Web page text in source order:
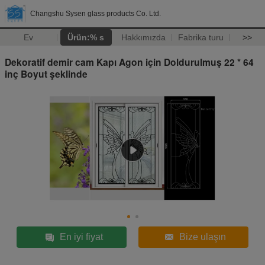
Changshu Sysen glass products Co. Ltd.
Ev Ürün:% s Hakkımızda Fabrika turu >>
Dekoratif demir cam Kapı Agon için Doldurulmuş 22 * 64
inç Boyut şeklinde
En iyi fiyat Bize ulaşın